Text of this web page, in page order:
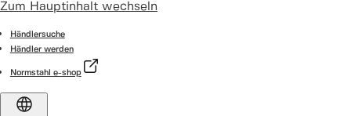
Zum Hauptinhalt wechseln
Händlersuche
Händler werden
Normstahl e-shop